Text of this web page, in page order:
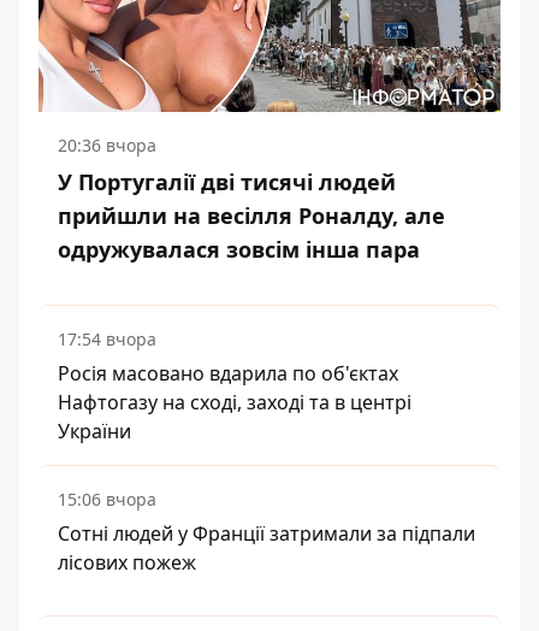
20:36 вчора
У Португалії дві тисячі людей
прийшли на весілля Роналду, але
одружувалася зовсім інша пара
17:54 вчора
Росія масовано вдарила по об'єктах
Нафтогазу на сході, заході та в центрі
України
15:06 вчора
Сотні людей у Франції затримали за підпали
лісових пожеж